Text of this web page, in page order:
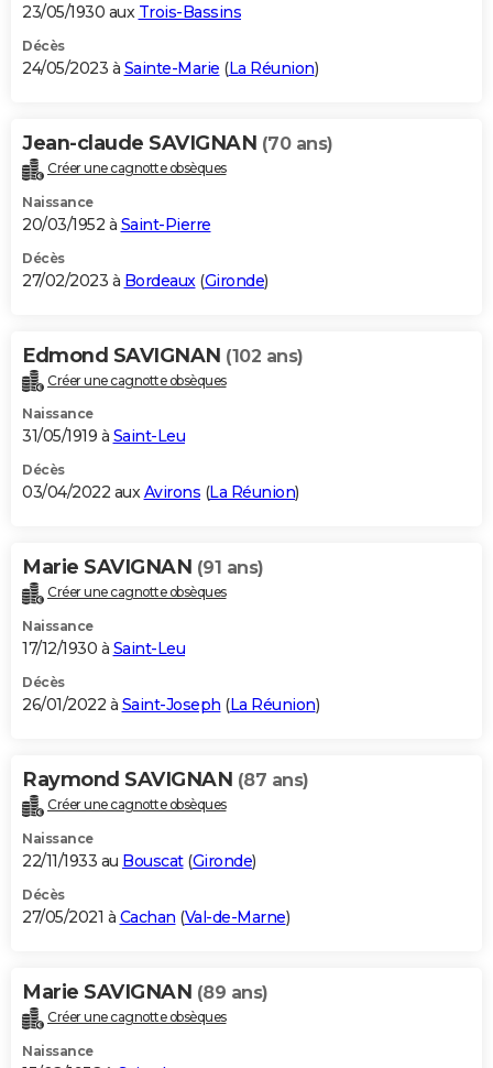
23/05/1930 aux Trois-Bassins
Décès
24/05/2023 à Sainte-Marie (La Réunion)
Jean-claude SAVIGNAN (70 ans)
Créer une cagnotte obsèques
Naissance
20/03/1952 à Saint-Pierre
Décès
27/02/2023 à Bordeaux (Gironde)
Edmond SAVIGNAN (102 ans)
Créer une cagnotte obsèques
Naissance
31/05/1919 à Saint-Leu
Décès
03/04/2022 auxAvirons (La Réunion)
Marie SAVIGNAN (91 ans)
Créer une cagnotte obsèques
Naissance
17/12/1930 à Saint-Leu
Décès
26/01/2022 à Saint-Joseph (La Réunion)
Raymond SAVIGNAN (87 ans)
Créer une cagnotte obsèques
Naissance
22/11/1933 au Bouscat(Gironde)
Décès
27/05/2021 à Cachan (Val-de-Marne)
Marie SAVIGNAN (89 ans)
Créer une cagnotte obsèques
Naissance